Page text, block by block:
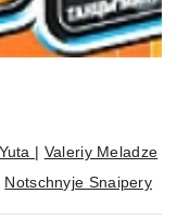
Yuta | Valeriy Meladze
Notschnyje Snaipery